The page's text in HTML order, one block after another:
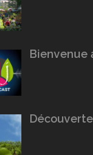
Bienvenue